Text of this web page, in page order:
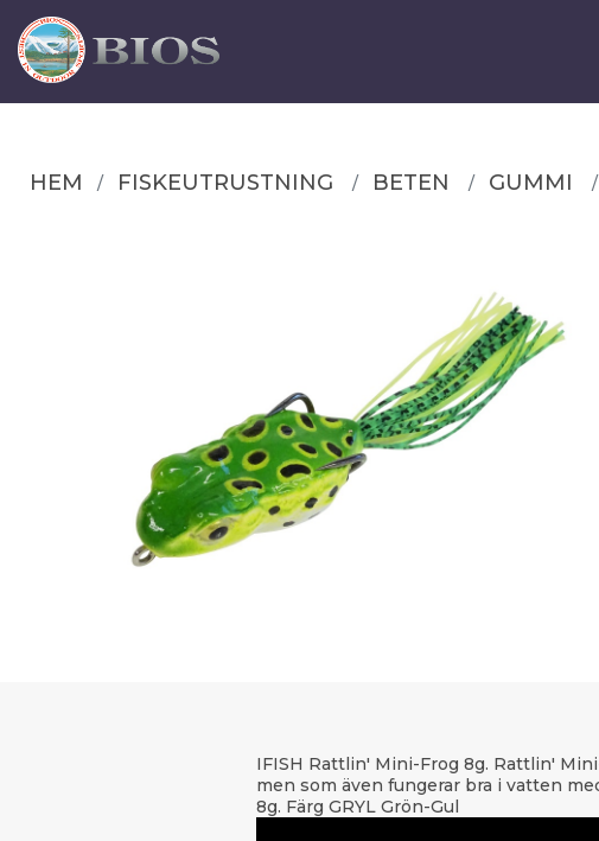
HEM FISKEUTRUSTNING BETEN GUMMI
IFISH Rattlin' Mini-Frog 8g. Rattlin'
men som även fungerar bra i vatten
8g. Färg GRYL Grön-Gul